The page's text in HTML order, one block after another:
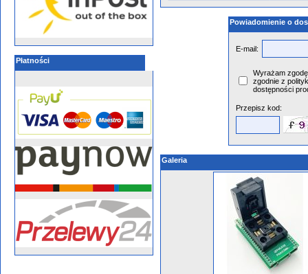
Płatności
Powiadomienie o
E-mail:
Wyrażam
zgodnie z
dostępności
Przepisz kod:
Galeria